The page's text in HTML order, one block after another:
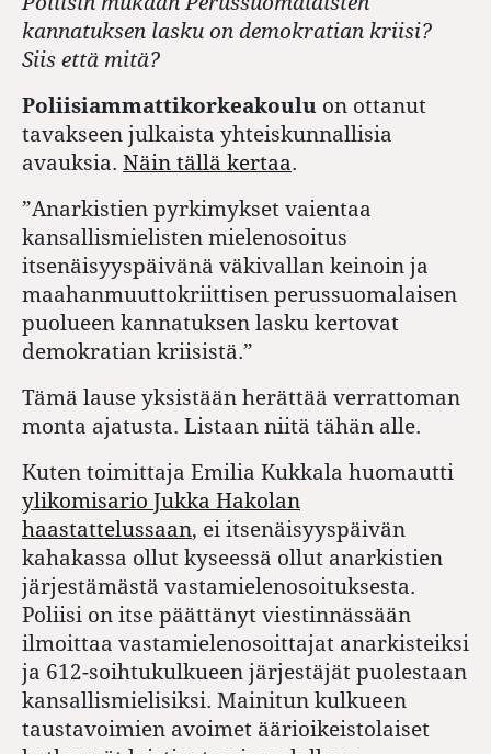
kannatuksen lasku on demokratian kriisi?
Siis että mitä?
Poliisiammattikorkeakoulu on ottanut
tavakseen julkaista yhteiskunnallisia
avauksia. Näin tällä kertaa.
”Anarkistien pyrkimykset vaientaa
kansallismielisten mielenosoitus
itsenäisyyspäivänä väkivallan keinoin ja
maahanmuuttokriittisen perussuomalaisen
puolueen kannatuksen lasku kertovat
demokratian kriisistä.”
Tämä lause yksistään herättää verrattoman
monta ajatusta. Listaan niitä tähän alle.
Kuten toimittaja Emilia Kukkala huomautti
ylikomisario Jukka Hakolan
haastattelussaan, ei itsenäisyyspäivän
kahakassa ollut kyseessä ollut anarkistien
järjestämästä vastamielenosoituksesta.
Poliisi on itse päättänyt viestinnässään
ilmoittaa vastamielenosoittajat anarkisteiksi
ja 612-soihtukulkueen järjestäjät puolestaan
kansallismielisiksi. Mainitun kulkueen
taustavoimien avoimet äärioikeistolaiset